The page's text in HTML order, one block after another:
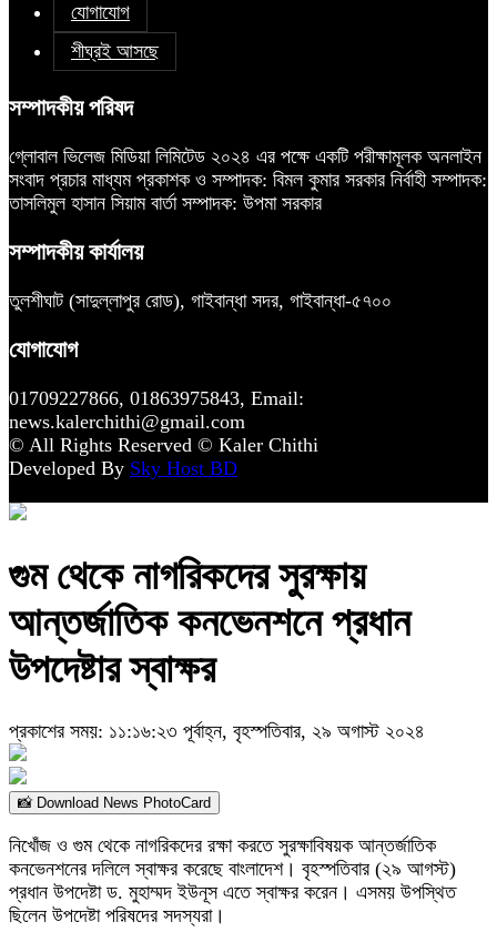
যোগাযোগ
শীঘ্রই আসছে
সম্পাদকীয় পরিষদ
গ্লোবাল ভিলেজ মিডিয়া লিমিটেড ২০২৪ এর পক্ষে একটি পরীক্ষামূলক অনলাইন
সংবাদ প্রচার মাধ্যম প্রকাশক ও সম্পাদক: বিমল কুমার সরকার নির্বাহী সম্পাদক:
তাসলিমুল হাসান সিয়াম বার্তা সম্পাদক: উপমা সরকার
সম্পাদকীয় কার্যালয়
তুলশীঘাট (সাদুল্লাপুর রোড), গাইবান্ধা সদর, গাইবান্ধা-৫৭০০
যোগাযোগ
01709227866, 01863975843, Email:
news.kalerchithi@gmail.com
© All Rights Reserved © Kaler Chithi
Developed By Sky Host BD
গুম থেকে নাগরিকদের সুরক্ষায়
আন্তর্জাতিক কনভেনশনে প্রধান
উপদেষ্টার স্বাক্ষর
প্রকাশের সময়: ১১:১৬:২৩ পূর্বাহ্ন, বৃহস্পতিবার, ২৯ অগাস্ট ২০২৪
📸 Download News PhotoCard
নিখোঁজ ও গুম থেকে নাগরিকদের রক্ষা করতে সুরক্ষাবিষয়ক আন্তর্জাতিক
কনভেনশনের দলিলে স্বাক্ষর করেছে বাংলাদেশ। বৃহস্পতিবার (২৯ আগস্ট)
প্রধান উপদেষ্টা ড. মুহাম্মদ ইউনূস এতে স্বাক্ষর করেন। এসময় উপস্থিত
ছিলেন উপদেষ্টা পরিষদের সদস্যরা।